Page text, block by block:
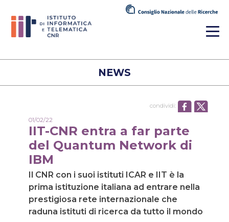
NEWS
condividi:
01/02/22
IIT-CNR entra a far parte
del Quantum Network di
IBM
Il CNR con i suoi istituti ICAR e IIT è la
prima istituzione italiana ad entrare nella
prestigiosa rete internazionale che
raduna istituti di ricerca da tutto il mondo